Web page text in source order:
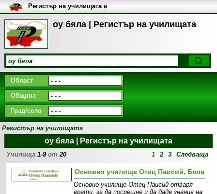
оу бяла | Регистър на училищата
Регистър на училищата и
университетите в България
Област
Община
Град/село
Регистър на училищата
оу бяла | Регистър на училищата
Училища1-9от20 1 2 3 Следваща
Основно училище Отец Паисий, Бяла
Основно училище Отец Паисий отваря
врати, за да посрещне и да даде знания на